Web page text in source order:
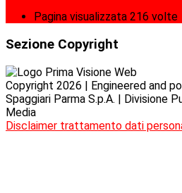
Pagina visualizzata 216 volte
Sezione Copyright
Copyright 2026 | Engineered and
Spaggiari Parma S.p.A. | Divisione
Media
Disclaimer trattamento dati